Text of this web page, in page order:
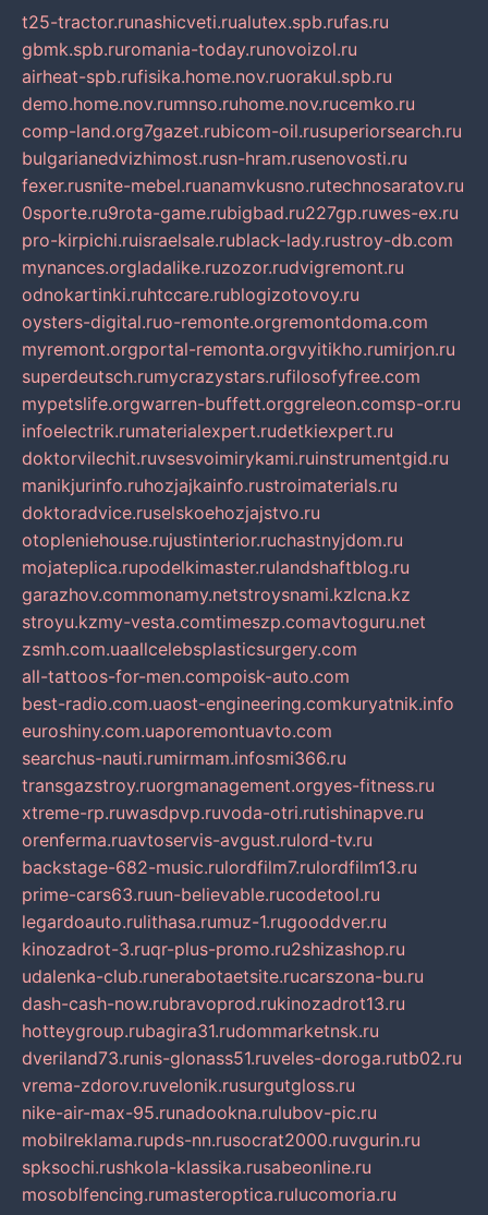
t25-tractor.runashicveti.rualutex.spb.rufas.ru
gbmk.spb.ruromania-today.runovoizol.ru
airheat-spb.rufisika.home.nov.ruorakul.spb.ru
demo.home.nov.rumnso.ruhome.nov.rucemko.ru
comp-land.org7gazet.rubicom-oil.rusuperiorsearch.ru
bulgarianedvizhimost.rusn-hram.rusenovosti.ru
fexer.rusnite-mebel.ruanamvkusno.rutechnosaratov.ru
0sporte.ru9rota-game.rubigbad.ru227gp.ruwes-ex.ru
pro-kirpichi.ruisraelsale.rublack-lady.rustroy-db.com
mynances.orgladalike.ruzozor.rudvigremont.ru
odnokartinki.ruhtccare.rublogizotovoy.ru
oysters-digital.ruo-remonte.orgremontdoma.com
myremont.orgportal-remonta.orgvyitikho.rumirjon.ru
superdeutsch.rumycrazystars.rufilosofyfree.com
mypetslife.orgwarren-buffett.orggreleon.comsp-or.ru
infoelectrik.rumaterialexpert.rudetkiexpert.ru
doktorvilechit.ruvsesvoimirykami.ruinstrumentgid.ru
manikjurinfo.ruhozjajkainfo.rustroimaterials.ru
doktoradvice.ruselskoehozjajstvo.ru
otopleniehouse.rujustinterior.ruchastnyjdom.ru
mojateplica.rupodelkimaster.rulandshaftblog.ru
garazhov.commonamy.netstroysnami.kzlcna.kz
stroyu.kzmy-vesta.comtimeszp.comavtoguru.net
zsmh.com.uaallcelebsplasticsurgery.com
all-tattoos-for-men.compoisk-auto.com
best-radio.com.uaost-engineering.comkuryatnik.info
euroshiny.com.uaporemontuavto.com
searchus-nauti.rumirmam.infosmi366.ru
transgazstroy.ruorgmanagement.orgyes-fitness.ru
xtreme-rp.ruwasdpvp.ruvoda-otri.rutishinapve.ru
orenferma.ruavtoservis-avgust.rulord-tv.ru
backstage-682-music.rulordfilm7.rulordfilm13.ru
prime-cars63.ruun-believable.rucodetool.ru
legardoauto.rulithasa.rumuz-1.rugooddver.ru
kinozadrot-3.ruqr-plus-promo.ru2shizashop.ru
udalenka-club.runerabotaetsite.rucarszona-bu.ru
dash-cash-now.rubravoprod.rukinozadrot13.ru
hotteygroup.rubagira31.rudommarketnsk.ru
dveriland73.runis-glonass51.ruveles-doroga.rutb02.ru
vrema-zdorov.ruvelonik.rusurgutgloss.ru
nike-air-max-95.runadookna.rulubov-pic.ru
mobilreklama.rupds-nn.rusocrat2000.ruvgurin.ru
spksochi.rushkola-klassika.rusabeonline.ru
mosoblfencing.rumasteroptica.rulucomoria.ru